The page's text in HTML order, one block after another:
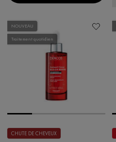
NOUVEAU
Traitement quotidien
CHUTE DE CHEVEUX